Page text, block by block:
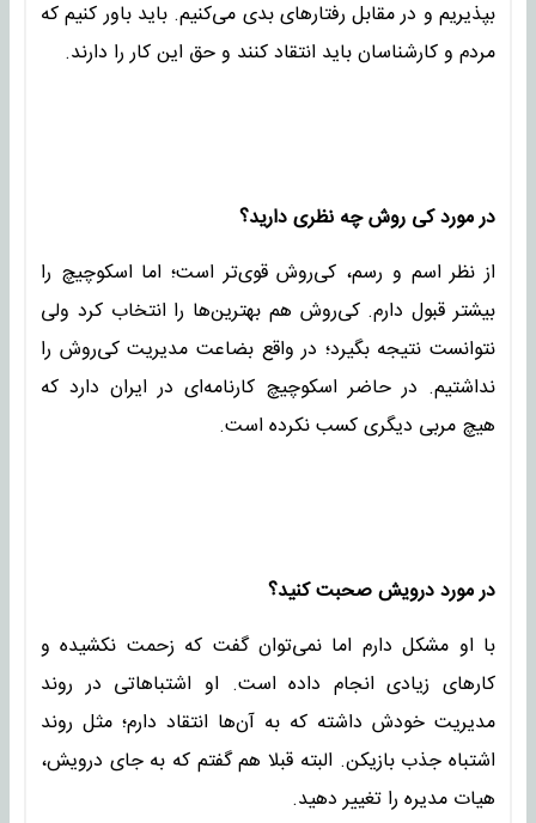
بپذیریم و در مقابل رفتارهای بدی می‌کنیم. باید باور کنیم که
مردم و کارشناسان باید انتقاد کنند و حق این کار را دارند.
در مورد کی‌ روش چه نظری دارید؟
از نظر اسم و رسم، کی‌روش قوی‌تر است؛ اما اسکوچیچ را
بیشتر قبول دارم. کی‌روش هم بهترین‌ها را انتخاب کرد ولی
نتوانست نتیجه بگیرد؛ در واقع بضاعت مدیریت کی‌روش را
نداشتیم. در حاضر اسکوچیچ کارنامه‌ای در ایران دارد که
هیچ مربی دیگری کسب نکرده است.
در مورد درویش صحبت کنید؟
با او مشکل دارم اما نمی‌توان گفت که زحمت نکشیده و
کارهای زیادی انجام داده است. او اشتباهاتی در روند
مدیریت خودش داشته که به آن‌ها انتقاد دارم؛ مثل روند
اشتباه جذب بازیکن. البته قبلا هم گفتم که به جای درویش،
هیات مدیره را تغییر دهید.